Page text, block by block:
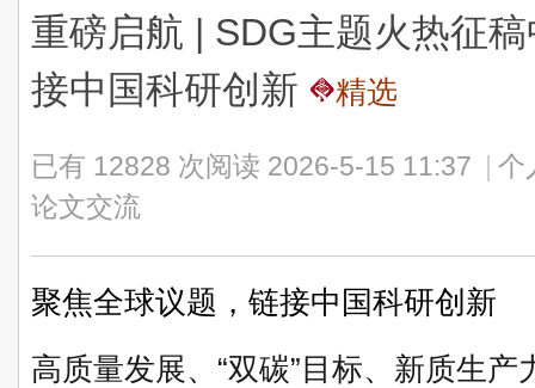
重磅启航 | SDG主题火热征
接中国科研创新
精选
已有 12828 次阅读 2026-5-15 11:37
个
论文交流
聚焦全球议题，链接中国科研创新
高质量发展、“双碳”目标、新质生